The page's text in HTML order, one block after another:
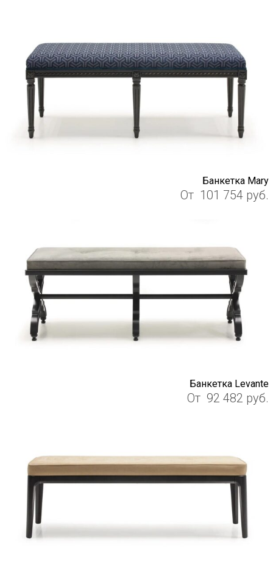
Банкетка Mary
От 101 754 руб.
Банкетка Levante
От 92 482 руб.